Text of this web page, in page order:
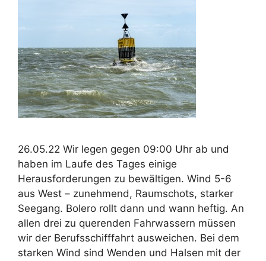
26.05.22 Wir legen gegen 09:00 Uhr ab und
haben im Laufe des Tages einige
Herausforderungen zu bewältigen. Wind 5-6
aus West – zunehmend, Raumschots, starker
Seegang. Bolero rollt dann und wann heftig. An
allen drei zu querenden Fahrwassern müssen
wir der Berufsschifffahrt ausweichen. Bei dem
starken Wind sind Wenden und Halsen mit der